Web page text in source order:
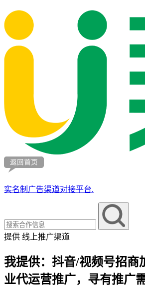
实名制广告渠道对接平台.
提供 线上推广渠道
我提供：抖音/视频号招商
业代运营推广，寻有推广